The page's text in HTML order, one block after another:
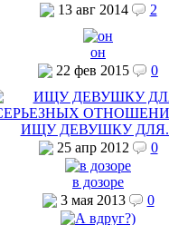
13 авг 2014
2
он
22 фев 2015
0
ИЩУ ДЕВУШКУ
25 апр 2012
0
в дозоре
3 мая 2013
0